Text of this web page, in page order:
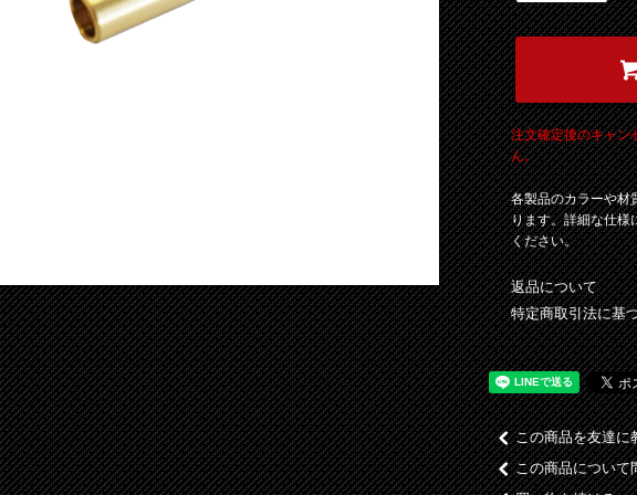
注文確定後のキャン
ん。
各製品のカラーや材
ります。詳細な仕様
ください。
返品について
特定商取引法に基
この商品を友達に
この商品について